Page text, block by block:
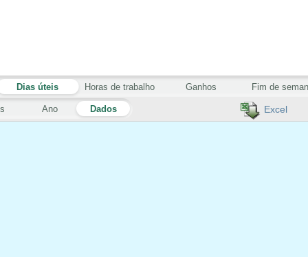
Excel
Ano Dados
Dias úteis Horas de trabalho Ganhos Fim de